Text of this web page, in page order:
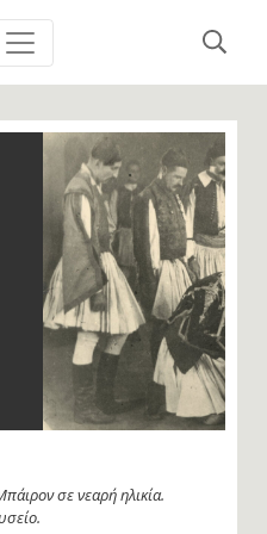
Μεσοπολέμου, που
στο Μεσολόγγι.